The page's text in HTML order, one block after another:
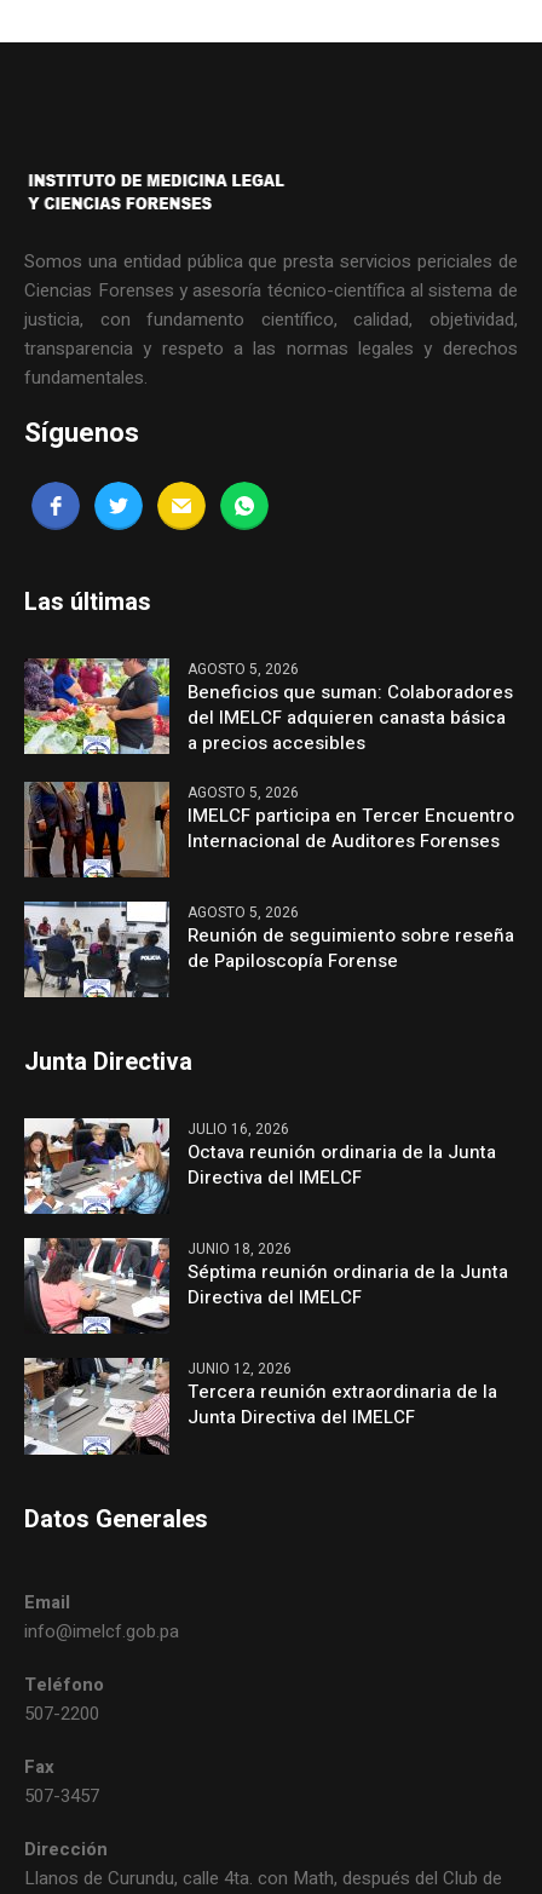
Somos una entidad pública que presta servicios periciales de
Ciencias Forenses y asesoría técnico-científica al sistema de
justicia, con fundamento científico, calidad, objetividad,
transparencia y respeto a las normas legales y derechos
fundamentales.
Síguenos
Las últimas
AGOSTO 5, 2026
Beneficios que suman: Colaboradores
del IMELCF adquieren canasta básica
a precios accesibles
AGOSTO 5, 2026
IMELCF participa en Tercer Encuentro
Internacional de Auditores Forenses
AGOSTO 5, 2026
Reunión de seguimiento sobre reseña
de Papiloscopía Forense
Junta Directiva
JULIO 16, 2026
Octava reunión ordinaria de la Junta
Directiva del IMELCF
JUNIO 18, 2026
Séptima reunión ordinaria de la Junta
Directiva del IMELCF
JUNIO 12, 2026
Tercera reunión extraordinaria de la
Junta Directiva del IMELCF
Datos Generales
Email
info@imelcf.gob.pa
Teléfono
507-2200
Fax
507-3457
Dirección
Llanos de Curundu, calle 4ta. con Math, después del Club de